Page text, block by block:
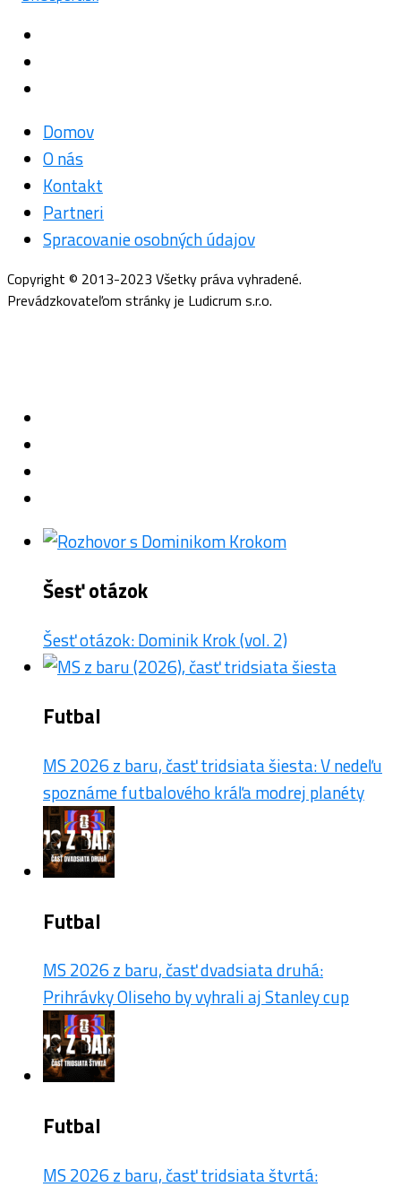
Domov
O nás
Kontakt
Partneri
Spracovanie osobných údajov
Copyright © 2013-2023 Všetky práva vyhradené.
Prevádzkovateľom stránky je Ludicrum s.r.o.
Šesť otázok
Šesť otázok: Dominik Krok (vol. 2)
Futbal
MS 2026 z baru, časť tridsiata šiesta: V nedeľu
spoznáme futbalového kráľa modrej planéty
Futbal
MS 2026 z baru, časť dvadsiata druhá:
Prihrávky Oliseho by vyhrali aj Stanley cup
Futbal
MS 2026 z baru, časť tridsiata štvrtá: